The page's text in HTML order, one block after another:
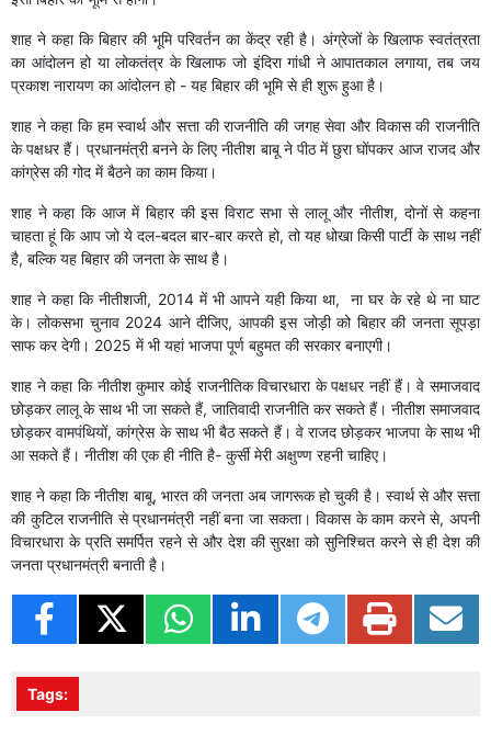
शाह ने कहा कि बिहार की भूमि परिवर्तन का केंद्र रही है। अंग्रेजों के खिलाफ स्वतंत्रता
का आंदोलन हो या लोकतंत्र के खिलाफ जो इंदिरा गांधी ने आपातकाल लगाया, तब जय
प्रकाश नारायण का आंदोलन हो - यह बिहार की भूमि से ही शुरू हुआ है।
शाह ने कहा कि हम स्वार्थ और सत्ता की राजनीति की जगह सेवा और विकास की राजनीति
के पक्षधर हैं। प्रधानमंत्री बनने के लिए नीतीश बाबू ने पीठ में छुरा घोंपकर आज राजद और
कांग्रेस की गोद में बैठने का काम किया।
शाह ने कहा कि आज में बिहार की इस विराट सभा से लालू और नीतीश, दोनों से कहना
चाहता हूं कि आप जो ये दल-बदल बार-बार करते हो, तो यह धोखा किसी पार्टी के साथ नहीं
है, बल्कि यह बिहार की जनता के साथ है।
शाह ने कहा कि नीतीशजी, 2014 में भी आपने यही किया था, ना घर के रहे थे ना घाट
के। लोकसभा चुनाव 2024 आने दीजिए, आपकी इस जोड़ी को बिहार की जनता सूपड़ा
साफ कर देगी। 2025 में भी यहां भाजपा पूर्ण बहुमत की सरकार बनाएगी।
शाह ने कहा कि नीतीश कुमार कोई राजनीतिक विचारधारा के पक्षधर नहीं हैं। वे समाजवाद
छोड़कर लालू के साथ भी जा सकते हैं, जातिवादी राजनीति कर सकते हैं। नीतीश समाजवाद
छोड़कर वामपंथियों, कांग्रेस के साथ भी बैठ सकते हैं। वे राजद छोड़कर भाजपा के साथ भी
आ सकते हैं। नीतीश की एक ही नीति है- कुर्सी मेरी अक्षुण्ण रहनी चाहिए।
शाह ने कहा कि नीतीश बाबू, भारत की जनता अब जागरूक हो चुकी है। स्वार्थ से और सत्ता
की कुटिल राजनीति से प्रधानमंत्री नहीं बना जा सकता। विकास के काम करने से, अपनी
विचारधारा के प्रति समर्पित रहने से और देश की सुरक्षा को सुनिश्चित करने से ही देश की
जनता प्रधानमंत्री बनाती है।
Tags: